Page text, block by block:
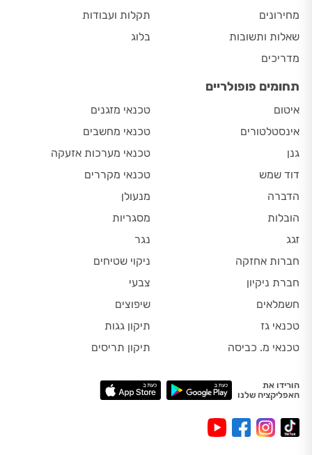
מחירונים
שאלות ותשובות
מדריכים
תקלות ועבודות
בלוג
תחומים פופולריים
איטום
אינסטלטורים
גנן
דוד שמש
הדברה
הובלות
זגג
חברות אחזקה
חברת ניקיון
חשמלאים
טכנאי גז
טכנאי מ. כביסה
טכנאי מזגנים
טכנאי מחשבים
טכנאי מערכות אזעקה
טכנאי מקררים
מנעולן
מסגריות
נגר
ניקוי שטיחים
צבעי
שיפוצים
תיקון גגות
תיקון תריסים
הורידו את
האפליקציה שלנו